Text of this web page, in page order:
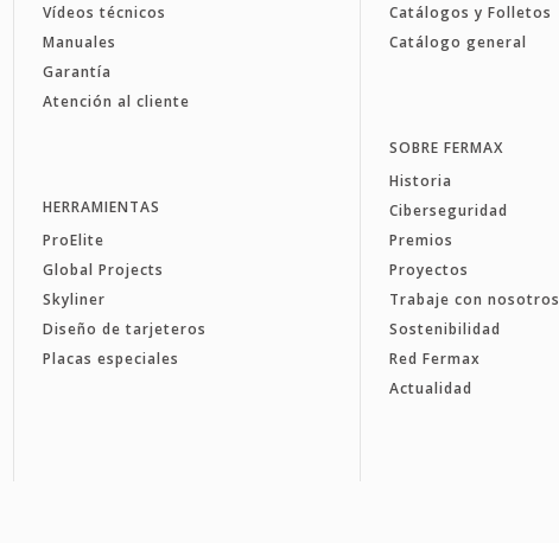
Vídeos técnicos
Manuales
Garantía
Atención al cliente
HERRAMIENTAS
ProElite
Global Projects
Skyliner
Diseño de tarjeteros
Placas especiales
Catálogos y Folletos
Catálogo general
SOBRE FERMAX
Historia
Ciberseguridad
Premios
Proyectos
Trabaje con nosotros
Sostenibilidad
Red Fermax
Actualidad